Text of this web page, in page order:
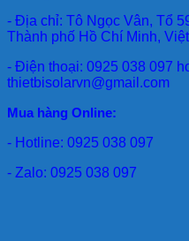
- Địa chỉ: Tô Ngọc Vân, Tổ
Thành phố Hồ Chí Minh,
- Điện thoại: 0925 038 097
thietbisolarvn@gmail.com
Mua hàng Online:
- Hotline: 0925 038 097
- Zalo: 0925 038 097